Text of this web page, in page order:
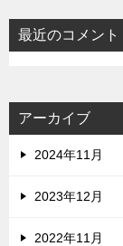
最近のコメント
アーカイブ
2024年11月
2023年12月
2022年11月